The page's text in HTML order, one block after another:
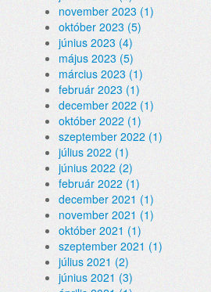
november 2023 (1)
október 2023 (5)
június 2023 (4)
május 2023 (5)
március 2023 (1)
február 2023 (1)
december 2022 (1)
október 2022 (1)
szeptember 2022 (1)
július 2022 (1)
június 2022 (2)
február 2022 (1)
december 2021 (1)
november 2021 (1)
október 2021 (1)
szeptember 2021 (1)
július 2021 (2)
június 2021 (3)